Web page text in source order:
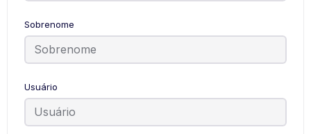
Sobrenome
Usuário